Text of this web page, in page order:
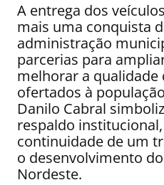
A entrega dos
mais uma conquista
administração
parcerias para
melhorar a qualidade
ofertados à
Danilo Cabral
respaldo
continuidade de um
o desenvolvimento
Nordeste.